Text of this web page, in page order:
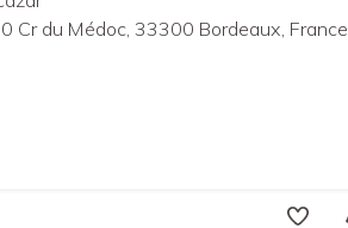
Cr du Médoc, 33300 Bordeaux, France